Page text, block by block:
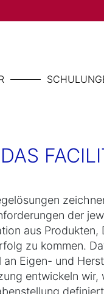
der
aus Produkten,
zu kommen.
Eigen- und
entwickeln wir,
definiert